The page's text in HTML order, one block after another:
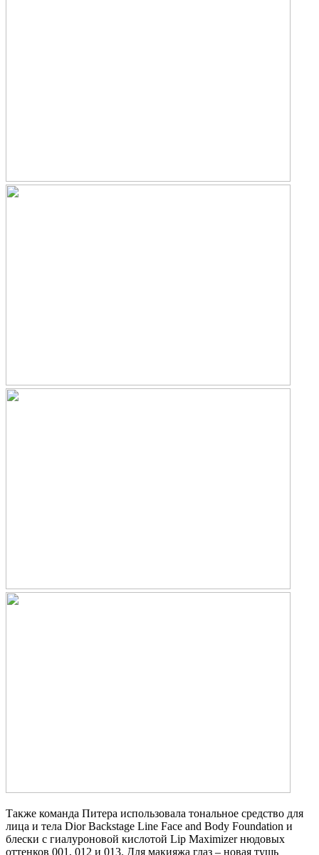
Также команда Питера использовала тональное средство для
лица и тела Dior Backstage Line Face and Body Foundation и
блески с гиалуроновой кислотой Lip Maximizer нюдовых
оттенков 001, 012 и 013. Для макияжа глаз – новая тушь